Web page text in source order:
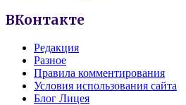
ВКонтакте
Редакция
Разное
Правила комментирования
Условия использования сайта
Блог Лицея